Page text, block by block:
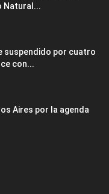
Natural...
suspendido por cuatro
con...
Aires por la agenda